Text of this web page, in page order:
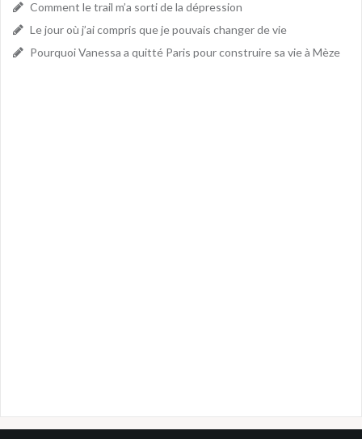
Comment le trail m’a sorti de la dépression
Le jour où j’ai compris que je pouvais changer de vie
Pourquoi Vanessa a quitté Paris pour construire sa vie à Mèze